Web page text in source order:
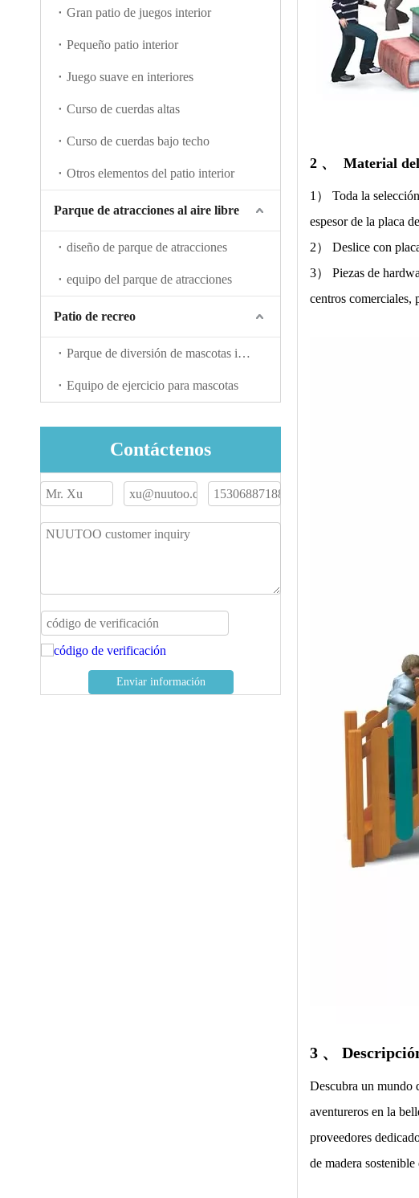
Gran patio de juegos interior
Pequeño patio interior
Juego suave en interiores
Curso de cuerdas altas
Curso de cuerdas bajo techo
Otros elementos del patio interior
Parque de atracciones al aire libre
diseño de parque de atracciones
equipo del parque de atracciones
Patio de recreo
Parque de diversión de mascotas interactiva
Equipo de ejercicio para mascotas
Contáctenos
Enviar información
2 、 Material
1） Toda la
espesor de la placa
2） Deslice con
3） Piezas de
centros comerciales,
3 、
Descubra un mundo
aventureros en la
proveedores
de madera